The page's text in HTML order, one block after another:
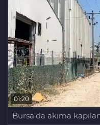
01:20
Bursa'da akıma